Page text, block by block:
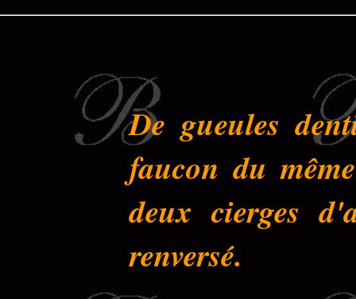
De gueules
faucon du
deux cierges
renversé.